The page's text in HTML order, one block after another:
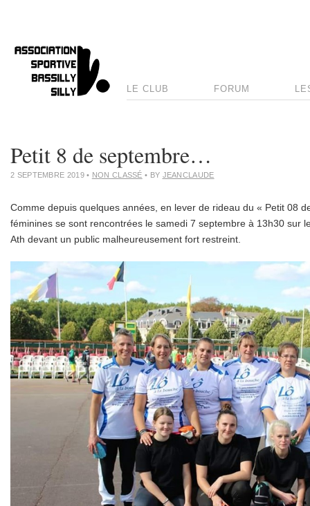
LE CLUB FORUM
Petit 8 de septembre…
2 SEPTEMBRE 2019• NON CLASSÉ • BY JEANCLAUDE
Comme depuis quelques années, en lever de rideau du « Petit 08
féminines se sont rencontrées le samedi 7 septembre à 13h30 sur
Ath devant un public malheureusement fort restreint.